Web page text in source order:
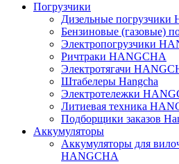
Погрузчики
Дизельные погрузчики
Бензиновые (газовые)
Электропогрузчики
Ричтраки HANGCHA
Электротягачи
Штабелеры Hangcha
Электротележки
Литиевая техника
Подборщики заказов
Аккумуляторы
Аккумуляторы для
HANGCHA